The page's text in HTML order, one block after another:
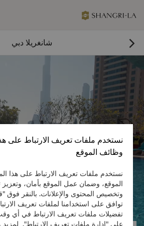
 شانغريلا دبي
احجز غرفة الآن
نستخدم ملفات تعريف الارتباط على
وظائف الموقع
نستخدم ملفات تعريف الارتباط على هذا
الموقع، وضمان عمل الموقع بأمان،
وتخصيص المحتوى والإعلانات. بالنقر فوق
توافق على استخدامنا لملفات تعريف
تفضيلات ملفات تعريف الارتباط في أي
على "إدارة ملفات تعريف الارتباط".